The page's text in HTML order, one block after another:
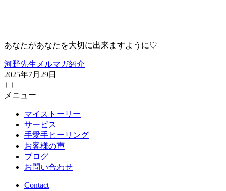
あなたがあなたを大切に出来ますように♡
河野先生メルマガ紹介
2025年7月29日
メニュー
マイストーリー
サービス
手愛手ヒーリング
お客様の声
ブログ
お問い合わせ
Contact